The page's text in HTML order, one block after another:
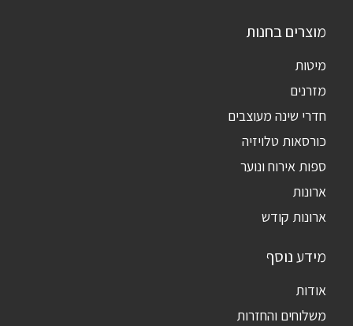
מוצרים בחנות
מיטות
מזרנים
חדרי שינה מעוצבים
כורסאות טלויזיה
ספות אירוח ונוער
ארונות
ארונות קודש
מידע נוסף
אודות
משלוחים והחזרות